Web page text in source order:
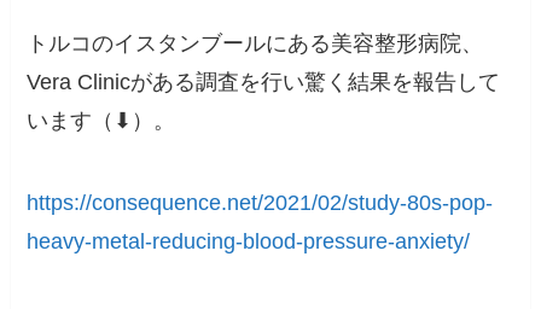
トルコのイスタンブールにある美容整形病院、
Vera Clinicがある調査を行い驚く結果を報告して
います（⬇︎）。
https://consequence.net/2021/02/study-80s-pop-
heavy-metal-reducing-blood-pressure-anxiety/